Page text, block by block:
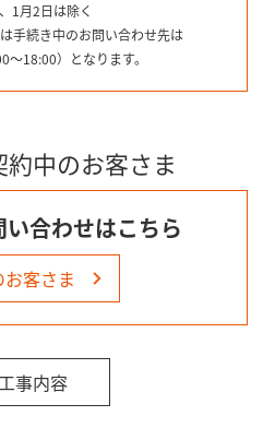
1月2日は除く
手続き中のお問い合わせ先は
18:00）となります。
中のお客さま
合わせはこちら
客さま
事内容